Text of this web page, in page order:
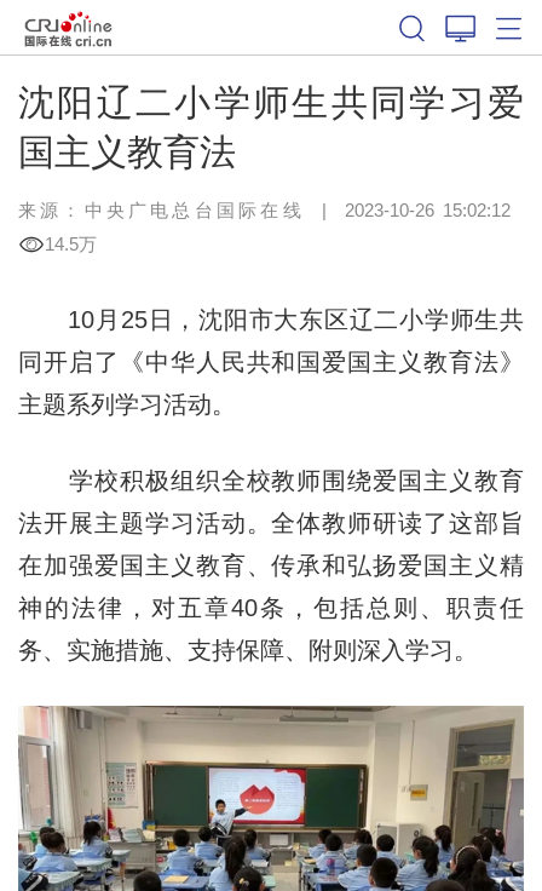
沈阳辽二小学师生共同学习爱
国主义教育法
来源：中央广电总台国际在线 | 2023-10-26 15:02:12
14.5万
10月25日，沈阳市大东区辽二小学师生共
同开启了《中华人民共和国爱国主义教育法》
主题系列学习活动。
学校积极组织全校教师围绕爱国主义教育
法开展主题学习活动。全体教师研读了这部旨
在加强爱国主义教育、传承和弘扬爱国主义精
神的法律，对五章40条，包括总则、职责任
务、实施措施、支持保障、附则深入学习。